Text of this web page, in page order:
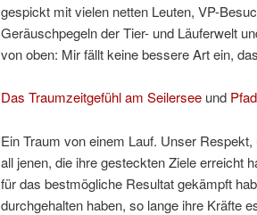
gespickt mit vielen netten Leuten, VP-
Geräuschpegeln der Tier- und Läuferwelt
von oben: Mir fällt keine bessere Art ein,
Das Traumzeitgefühl am Seilersee und
Ein Traum von einem Lauf. Unser
all jenen, die ihre gesteckten Ziele erreicht
für das bestmögliche Resultat gekämpft
durchgehalten haben, so lange ihre Kräfte